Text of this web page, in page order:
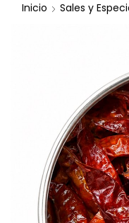
Inicio Sales y